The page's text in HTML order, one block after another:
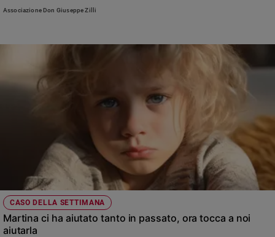
Chi
Social
chiedendo un aiuto per la sua famiglia. Il padre, anche se giovane, ha il
Associazione Don Giuseppe Zilli
CASO DELLA SETTIMANA
Martina ci ha aiutato tanto in passato, ora tocca a noi
aiutarla